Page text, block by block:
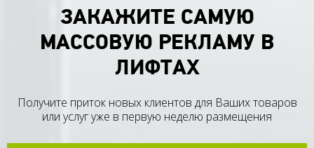
ЗАКАЖИТЕ САМУЮ
МАССОВУЮ РЕКЛАМУ В
ЛИФТАХ
Получите приток новых клиентов для Ваших товаров
или услуг уже в первую неделю размещения